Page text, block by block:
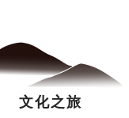
文化之旅